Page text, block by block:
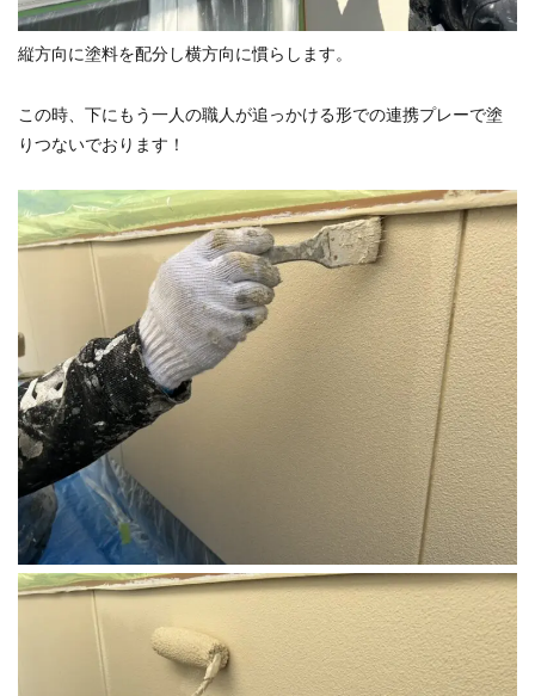
縦方向に塗料を配分し横方向に慣らします。
この時、下にもう一人の職人が追っかける形での連携プレーで塗
りつないでおります！